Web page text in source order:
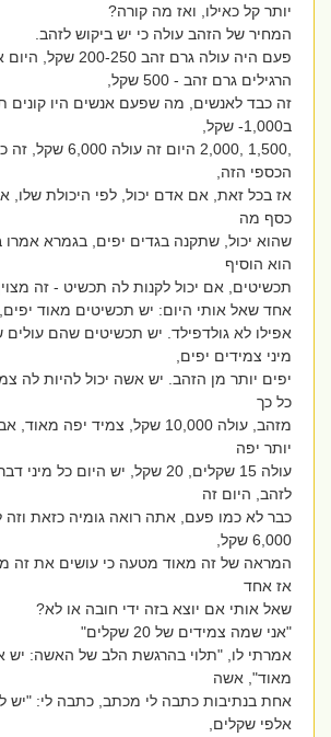
יותר קל כאילו, ואז מה קורה?
המחיר של הזהב עולה כי יש ביקוש לזהב.
פעם היה עולה גרם זהב 200-250
הרגילים גרם זהב - 500 שקל,
זה כבד לאנשים, מה שפעם אנשים היו קונים
,1,500 ,2,000 היום זה
הכספי הזה,
אז בכל זאת, אם אדם יכול, לפי היכולת שלו,
כסף מה
שהוא יכול, שתקנה בגדים יפים, בגמרא אמרו
הוא הוסיף
תכשיטים, אם יכול לקנות לה תכשיט - זה מצוין.
אחד שאל אותי היום: יש תכשיטים מאוד יפים,
אפילו לא גולדפילד. יש תכשיטים שהם עולים
מיני צמידים יפים,
יפים יותר מן הזהב. יש אשה יכול להיות לה
כל כך
מזהב, עולה 10,000 שקל, צמיד יפה
יותר יפה
עולה 15 שקלים, 20 שקל, יש היום כל
לזהב, היום זה
6,000 שקל,
המראה של זה מאוד מטעה כי עושים את זה
אז אחד
שאל אותי אם יוצא בזה ידי חובה או לא?
"אני שמה צמידים של 20 שקלים"
אמרתי לו, "תלוי בהרגשת הלב של האשה: יש
מאוד", אשה
אחת בנתיבות כתבה לי מכתב, כתבה לי: "יש לי
אלפי שקלים,